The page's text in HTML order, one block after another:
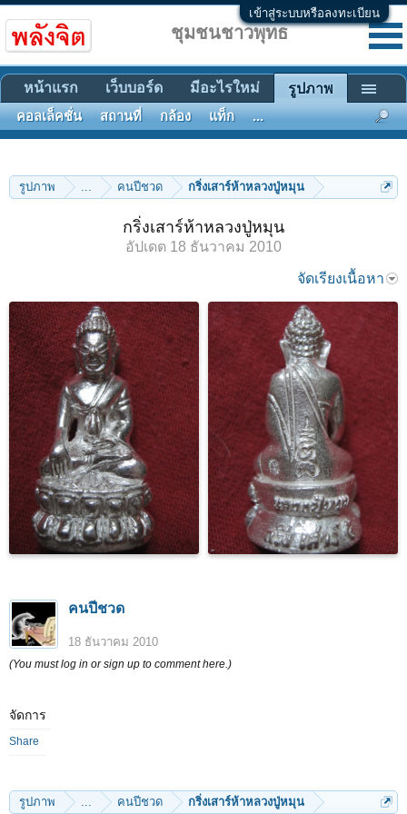
เข้าสู่ระบบหรือลงทะเบียน
รูปภาพ ... คนปีชวด กริ่งเสาร์ห้าหลวงปู่หมุน
กริ่งเสาร์ห้าหลวงปู่หมุน
อัปเดต 18 ธันวาคม 2010
จัดเรียงเนื้อหา
คนปีชวด
18 ธันวาคม 2010
(You must log in or sign up to comment here.)
จัดการ
Share
รูปภาพ ... คนปีชวด กริ่งเสาร์ห้าหลวงปู่หมุน
ชุมชนชาวพุทธ
หน้าแรก เว็บบอร์ด มีอะไรใหม่ รูปภาพ
คอลเล็คชั่น สถานที่ กล้อง แท็ก ...